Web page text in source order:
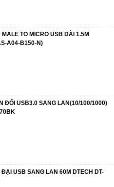
TO MICRO USB DÀI 1.5M
A04-B150-N)
ĐỔI USB3.0 SANG LAN(10/100/1000)
ĐẠI USB SANG LAN 60M DTECH DT-